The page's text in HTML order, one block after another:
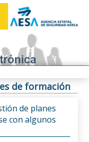
de formación
de planes
con algunos